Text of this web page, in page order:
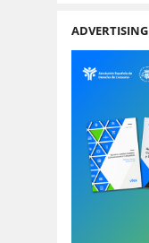
ADVERTISING